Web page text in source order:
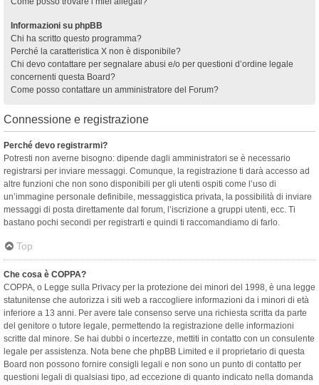
Informazioni su phpBB
Chi ha scritto questo programma?
Perché la caratteristica X non è disponibile?
Chi devo contattare per segnalare abusi e/o per questioni d’ordine legale
concernenti questa Board?
Come posso contattare un amministratore del Forum?
Connessione e registrazione
Perché devo registrarmi?
Potresti non averne bisogno: dipende dagli amministratori se è necessario
registrarsi per inviare messaggi. Comunque, la registrazione ti darà accesso ad
altre funzioni che non sono disponibili per gli utenti ospiti come l’uso di
un’immagine personale definibile, messaggistica privata, la possibilità di inviare
messaggi di posta direttamente dal forum, l’iscrizione a gruppi utenti, ecc. Ti
bastano pochi secondi per registrarti e quindi ti raccomandiamo di farlo.
Top
Che cosa è COPPA?
COPPA, o Legge sulla Privacy per la protezione dei minori del 1998, è una legge
statunitense che autorizza i siti web a raccogliere informazioni da i minori di età
inferiore a 13 anni. Per avere tale consenso serve una richiesta scritta da parte
del genitore o tutore legale, permettendo la registrazione delle informazioni
scritte dal minore. Se hai dubbi o incertezze, mettiti in contatto con un consulente
legale per assistenza. Nota bene che phpBB Limited e il proprietario di questa
Board non possono fornire consigli legali e non sono un punto di contatto per
questioni legali di qualsiasi tipo, ad eccezione di quanto indicato nella domanda